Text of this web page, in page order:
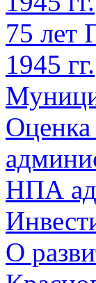
75 лет
1945 гг.
НПА
О